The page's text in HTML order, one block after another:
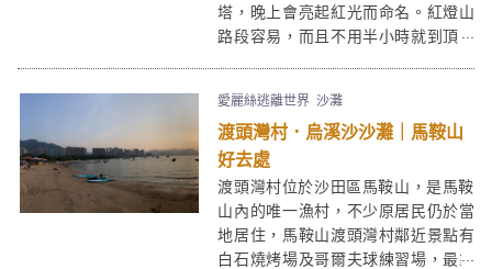
塔，晚上會亮起紅光而命名。紅燈山
路段容易，而且不用半小時就到頂，
愛麗絲逃離世界 沙灘
渡頭灣村．烏溪沙沙灘｜馬鞍山
好去處
渡頭灣村位於沙田區馬鞍山，是馬鞍
山內的唯一漁村，不少原居民仍於當
地居住，馬鞍山渡頭灣村鄰近景點有
白石燒烤場及哥爾夫球練習場，最靠